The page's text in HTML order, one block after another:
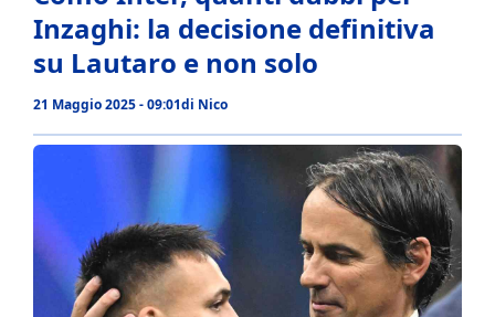
Inzaghi: la decisione definitiva
su Lautaro e non solo
21 Maggio 2025 - 09:01di Nico